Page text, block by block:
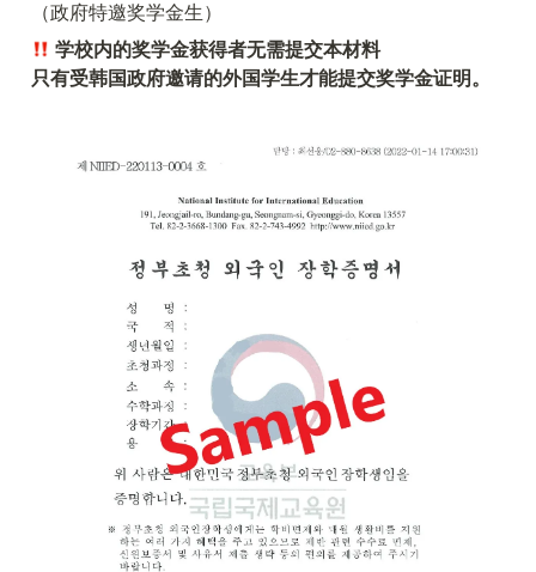
（政府特邀奖学金生）
学校内的奖学金获得者无需提交本材料
只有受韩国政府邀请的外国学生才能提交奖学金证明。